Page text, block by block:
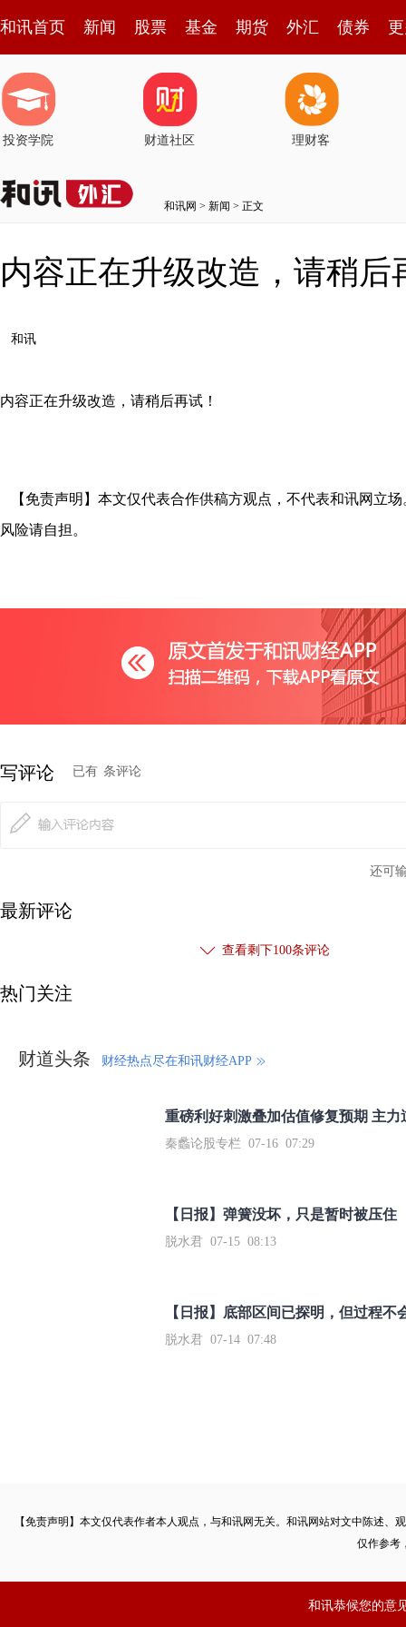
和讯首页 新闻 股票 基金 期货 外汇 债券
投资学院 财道社区 理财客
和讯网 > 新闻 > 正文
内容正在升级改造，请稍后
和讯
内容正在升级改造，请稍后再试！
【免责声明】本文仅代表合作供稿方观点，不代表和讯网立
风险请自担。
写评论 已有 条评论
还可
最新评论
查看剩下100条评论
热门关注
财道头条 财经热点尽在和讯财经APP
秦蠡论股专栏 07-16 07:29
【日报】弹簧没坏，只是暂时被压住
脱水君 07-15 08:13
【日报】底部区间已探明，但过程不
脱水君 07-14 07:48
【免责声明】本文仅代表作者本人观点，与和讯网无关。和讯网站对文中陈述
仅作参考
和讯恭候您的意